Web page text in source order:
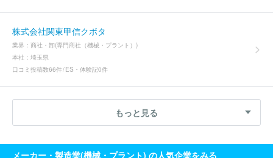
株式会社関東甲信クボタ
業界： 商社・卸(専門商社（機械・プラント）)
本社： 埼玉県
口コミ投稿数66件 ES・体験記0件
もっと見る
メーカー・製造業(機械・プラント) の人気企業をみる